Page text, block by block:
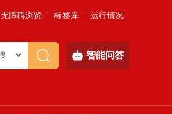
无障碍浏览 标签库 运行情况
智能问答